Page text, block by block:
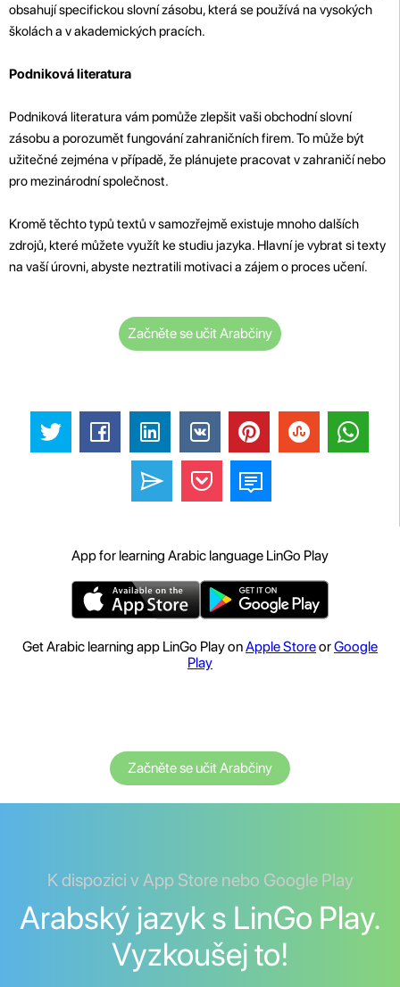
obsahují specifickou slovní zásobu, která se používá na vysokých
školách a v akademických pracích.
Podniková literatura
Podniková literatura vám pomůže zlepšit vaši obchodní slovní
zásobu a porozumět fungování zahraničních firem. To může být
užitečné zejména v případě, že plánujete pracovat v zahraničí nebo
pro mezinárodní společnost.
Kromě těchto typů textů v samozřejmě existuje mnoho dalších
zdrojů, které můžete využít ke studiu jazyka. Hlavní je vybrat si texty
na vaší úrovni, abyste neztratili motivaci a zájem o proces učení.
Začněte se učit Arabčiny
App for learning Arabic language LinGo Play
Get Arabic learning app LinGo Play onApple StoreorGoogle
Play
Začněte se učit Arabčiny
K dispozici v App Store nebo Google Play
Arabský jazyk s LinGo Play.
Vyzkoušej to!